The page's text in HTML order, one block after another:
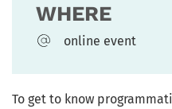
WHERE
online event
To get to know